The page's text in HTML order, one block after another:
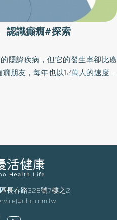
處理？如何應對？如何表達？接
來又會如何？……在會談剛開始的
事的細節，由此再導入來訪者不
訪者的語言反映其相互連動的效
解決困境的作法，已經形成一種
反應，但卻無法達到自己預期中
階段治療師只要將以上歷程用語
）表達出來，讓他們對自己的溝
由聽到治療師的回饋，在認知上
、不帶評價、也不選邊站的語氣
認識癲癇#探索
隱諱疾病，但它的發生率卻比癌
朋友，每年也以12萬人的速度增
藉由深入淺出的方式，帶領大家
外，更將邀請癲癇大使現身說
臨人生重大挑戰及如何藉由專業
超越障礙的真情故事。※活動時
區 中山二路91號15F-7（高雄捷
長春路328號7樓之2